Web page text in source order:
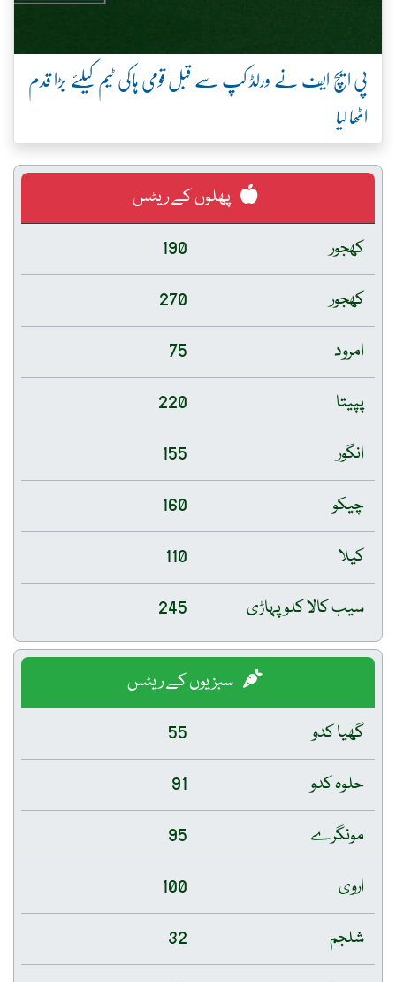
پی ایچ ایف نے ورلڈ کپ سے قبل قومی ہاکی ٹیم کیلئے بڑا قدم
اٹھا لیا
پھلوں کے ریٹس
کھجور
190
کھجور
270
امرود
75
پپیتا
220
انگور
155
چیکو
160
کیلا
110
سیب کالا کلو پہاڑی
245
سبزیوں کے ریٹس
گھیا کدو
55
حلوہ کدو
91
مونگرے
95
اروی
100
شلجم
32